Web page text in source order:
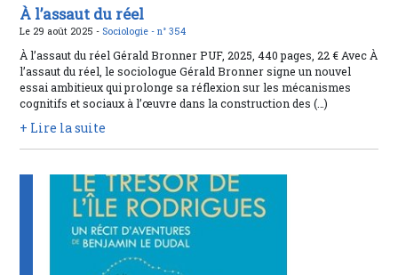
À l’assaut du réel
Le 29 août 2025 - Sociologie -n° 354
À l’assaut du réel Gérald Bronner PUF, 2025, 440 pages, 22 € Avec À
l’assaut du réel, le sociologue Gérald Bronner signe un nouvel
essai ambitieux qui prolonge sa réflexion sur les mécanismes
cognitifs et sociaux à l’œuvre dans la construction des (…)
+ Lire la suite